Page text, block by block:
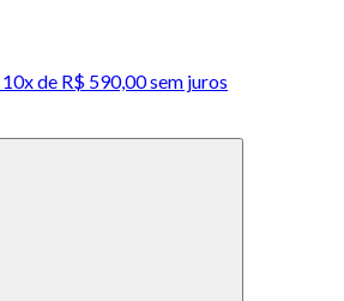
10x de R$ 590,00 sem juros